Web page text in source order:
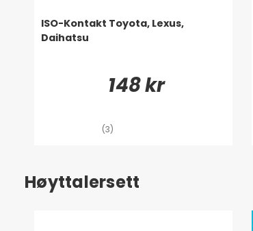
ISO-Kontakt Toyota, Lexus,
Daihatsu
148 kr
(3)
Høyttalersett